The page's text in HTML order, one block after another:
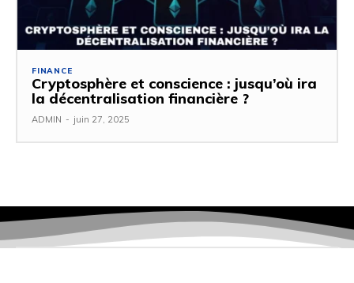
FINANCE
Cryptosphère et conscience : jusqu’où ira
la décentralisation financière ?
ADMIN - juin 27, 2025